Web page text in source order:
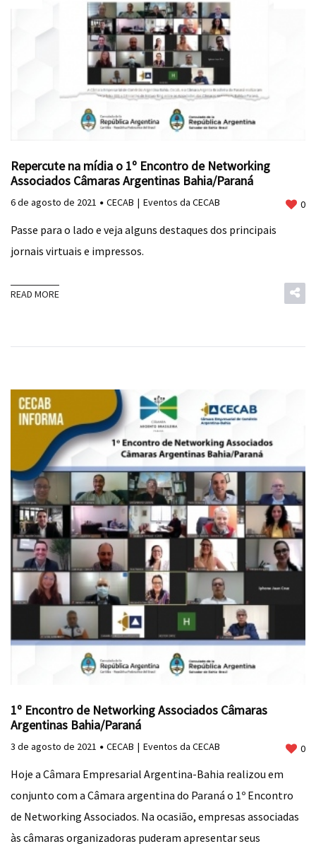
Repercute na mídia o 1º Encontro de Networking
Associados Câmaras Argentinas Bahia/Paraná
6 de agosto de 2021 CECAB Eventos da CECAB 0
Passe para o lado e veja alguns destaques dos principais
jornais virtuais e impressos.
READ MORE
1º Encontro de Networking Associados Câmaras
Argentinas Bahia/Paraná
3 de agosto de 2021 CECAB Eventos da CECAB 0
Hoje a Câmara Empresarial Argentina-Bahia realizou em
conjunto com a Câmara argentina do Paraná o 1º Encontro
de Networking Associados. Na ocasião, empresas associadas
às câmaras organizadoras puderam apresentar seus